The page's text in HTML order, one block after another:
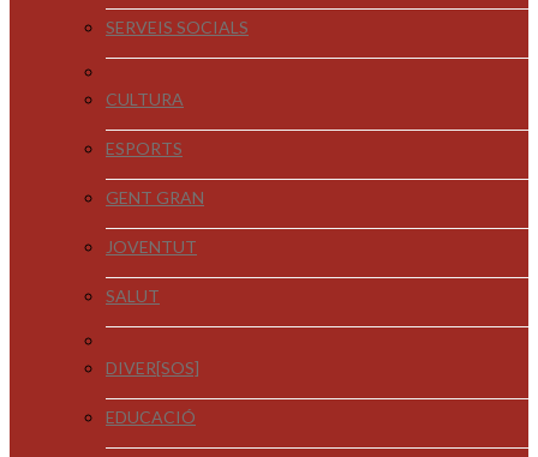
SERVEIS SOCIALS
CULTURA
ESPORTS
GENT GRAN
JOVENTUT
SALUT
DIVER[SOS]
EDUCACIÓ